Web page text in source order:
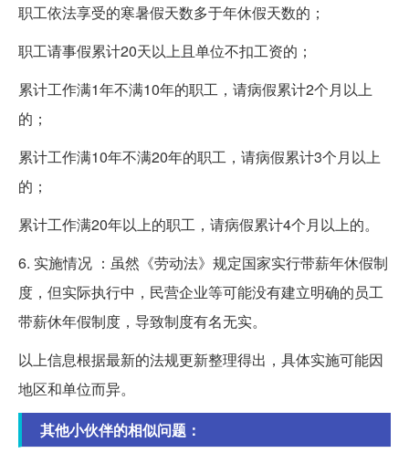
职工依法享受的寒暑假天数多于年休假天数的；
职工请事假累计20天以上且单位不扣工资的；
累计工作满1年不满10年的职工，请病假累计2个月以上
的；
累计工作满10年不满20年的职工，请病假累计3个月以上
的；
累计工作满20年以上的职工，请病假累计4个月以上的。
6. 实施情况 ：虽然《劳动法》规定国家实行带薪年休假制
度，但实际执行中，民营企业等可能没有建立明确的员工
带薪休年假制度，导致制度有名无实。
以上信息根据最新的法规更新整理得出，具体实施可能因
地区和单位而异。
其他小伙伴的相似问题：